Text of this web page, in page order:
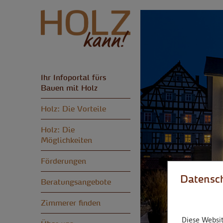
Ihr Infoportal fürs
Bauen mit Holz
Holz: Die Vorteile
Holz: Die
Möglichkeiten
Förderungen
Beratungsangebote
Zimmerer finden
Diese